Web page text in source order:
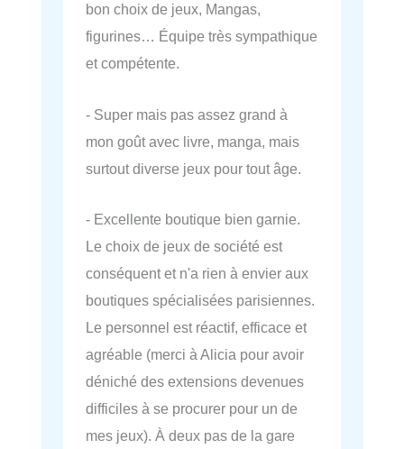
bon choix de jeux, Mangas,
figurines… Équipe très sympathique
et compétente.
- Super mais pas assez grand à
mon goût avec livre, manga, mais
surtout diverse jeux pour tout âge.
- Excellente boutique bien garnie.
Le choix de jeux de société est
conséquent et n'a rien à envier aux
boutiques spécialisées parisiennes.
Le personnel est réactif, efficace et
agréable (merci à Alicia pour avoir
déniché des extensions devenues
difficiles à se procurer pour un de
mes jeux). À deux pas de la gare